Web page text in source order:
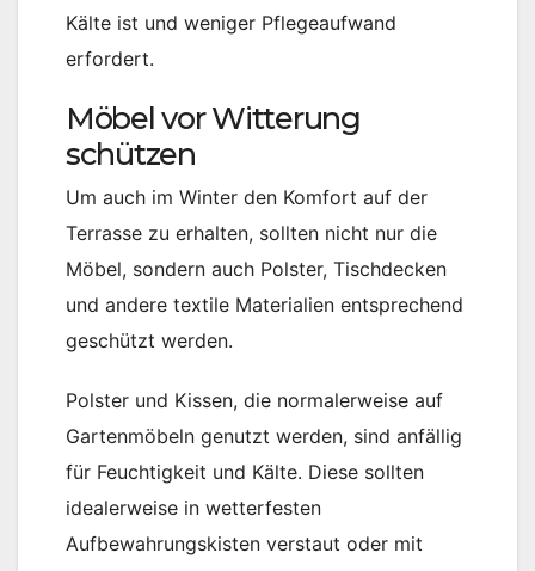
Kälte ist und weniger Pflegeaufwand
erfordert.
Möbel vor Witterung
schützen
Um auch im Winter den Komfort auf der
Terrasse zu erhalten, sollten nicht nur die
Möbel, sondern auch Polster, Tischdecken
und andere textile Materialien entsprechend
geschützt werden.
Polster und Kissen, die normalerweise auf
Gartenmöbeln genutzt werden, sind anfällig
für Feuchtigkeit und Kälte. Diese sollten
idealerweise in wetterfesten
Aufbewahrungskisten verstaut oder mit